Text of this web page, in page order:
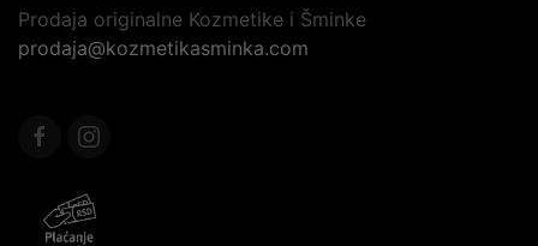
Prodaja originalne Kozmetike i Šminke
prodaja@kozmetikasminka.com